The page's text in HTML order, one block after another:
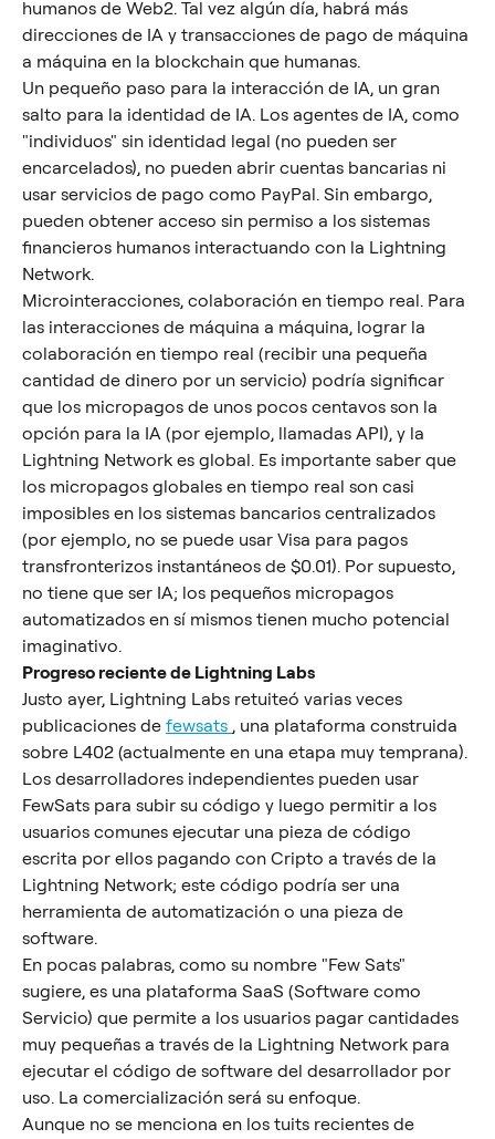
humanos de Web2. Tal vez algún día, habrá más
direcciones de IA y transacciones de pago de máquina
a máquina en la blockchain que humanas.
Un pequeño paso para la interacción de IA, un gran
salto para la identidad de IA. Los agentes de IA, como
"individuos" sin identidad legal (no pueden ser
encarcelados), no pueden abrir cuentas bancarias ni
usar servicios de pago como PayPal. Sin embargo,
pueden obtener acceso sin permiso a los sistemas
financieros humanos interactuando con la Lightning
Network.
Microinteracciones, colaboración en tiempo real. Para
las interacciones de máquina a máquina, lograr la
colaboración en tiempo real (recibir una pequeña
cantidad de dinero por un servicio) podría significar
que los micropagos de unos pocos centavos son la
opción para la IA (por ejemplo, llamadas API), y la
Lightning Network es global. Es importante saber que
los micropagos globales en tiempo real son casi
imposibles en los sistemas bancarios centralizados
(por ejemplo, no se puede usar Visa para pagos
transfronterizos instantáneos de $0.01). Por supuesto,
no tiene que ser IA; los pequeños micropagos
automatizados en sí mismos tienen mucho potencial
imaginativo.
Progreso reciente de Lightning Labs
Justo ayer, Lightning Labs retuiteó varias veces
publicaciones de fewsats , una plataforma construida
sobre L402 (actualmente en una etapa muy temprana).
Los desarrolladores independientes pueden usar
FewSats para subir su código y luego permitir a los
usuarios comunes ejecutar una pieza de código
escrita por ellos pagando con Cripto a través de la
Lightning Network; este código podría ser una
herramienta de automatización o una pieza de
software.
En pocas palabras, como su nombre "Few Sats"
sugiere, es una plataforma SaaS (Software como
Servicio) que permite a los usuarios pagar cantidades
muy pequeñas a través de la Lightning Network para
ejecutar el código de software del desarrollador por
uso. La comercialización será su enfoque.
Aunque no se menciona en los tuits recientes de